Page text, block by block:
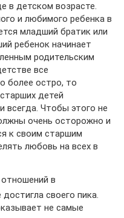
в детском возрасте.
и любимого ребенка в
младший братик или
ребенок начинает
родительским
все
более остро, то
детей
всегда. Чтобы этого не
очень осторожно и
к своим старшим
любовь на всех в
в
своего пика.
не самые